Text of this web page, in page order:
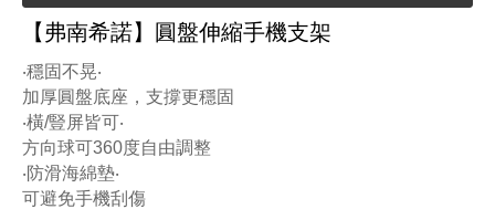
【弗南希諾】圓盤伸縮手機支架
‧穩固不晃‧
加厚圓盤底座，支撐更穩固
‧橫/豎屏皆可‧
方向球可360度自由調整
‧防滑海綿墊‧
可避免手機刮傷